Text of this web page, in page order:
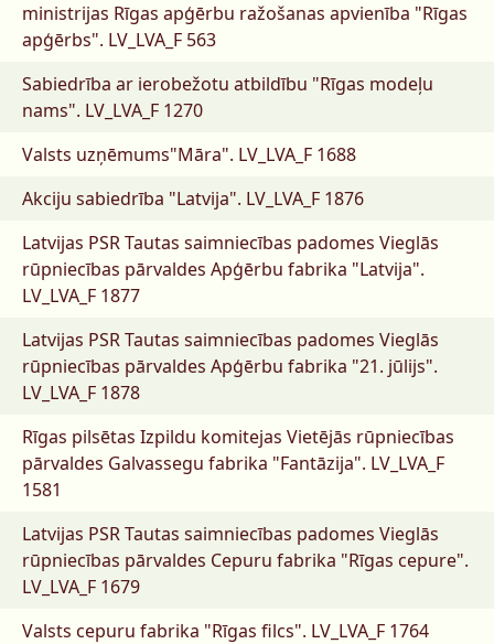
ministrijas Rīgas apģērbu ražošanas apvienība "Rīgas
apģērbs". LV_LVA_F 563
Sabiedrība ar ierobežotu atbildību "Rīgas modeļu
nams". LV_LVA_F 1270
Valsts uzņēmums"Māra". LV_LVA_F 1688
Akciju sabiedrība "Latvija". LV_LVA_F 1876
Latvijas PSR Tautas saimniecības padomes Vieglās
rūpniecības pārvaldes Apģērbu fabrika "Latvija".
LV_LVA_F 1877
Latvijas PSR Tautas saimniecības padomes Vieglās
rūpniecības pārvaldes Apģērbu fabrika "21. jūlijs".
LV_LVA_F 1878
Rīgas pilsētas Izpildu komitejas Vietējās rūpniecības
pārvaldes Galvassegu fabrika "Fantāzija". LV_LVA_F
1581
Latvijas PSR Tautas saimniecības padomes Vieglās
rūpniecības pārvaldes Cepuru fabrika "Rīgas cepure".
LV_LVA_F 1679
Valsts cepuru fabrika "Rīgas filcs". LV_LVA_F 1764